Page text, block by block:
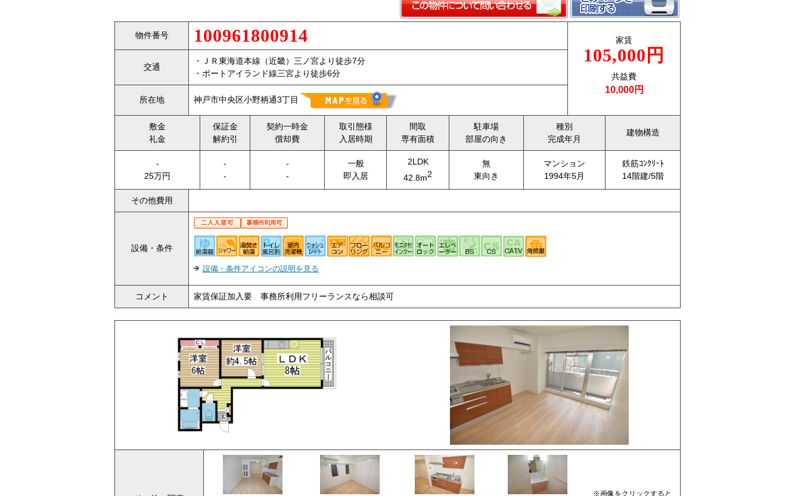
物件番号 100961800914 家賃
105,000円
共益費
10,000円
交通
・ＪＲ東海道本線（近畿）三ノ宮より徒歩7分
・ポートアイランド線三宮より徒歩6分
所在地 神戸市中央区小野柄通3丁目
敷金
礼金
保証金
解約引
契約一時金
償却費
取引態様
入居時期
間取
専有面積
駐車場
部屋の向き
種別
完成年月
建物構造
-
25万円
-
-
-
-
一般
即入居
2LDK
42.8m2
無
東向き
マンション
1994年5月
鉄筋ｺﾝｸﾘｰﾄ
14階建/5階
その他費用
設備・条件
設備・条件アイコンの説明を見る
コメント 家賃保証加入要 事務所利用フリーランスなら相談可
※画像をクリックすると